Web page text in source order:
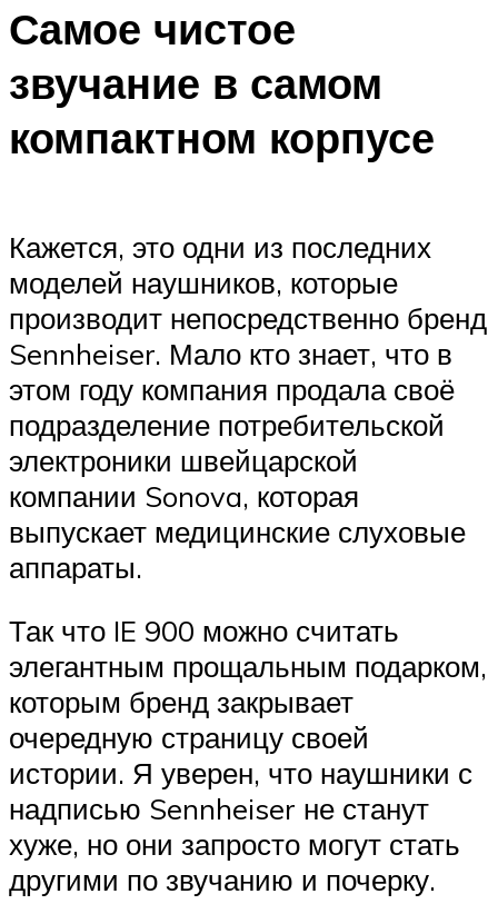
Самое чистое
звучание в самом
компактном корпусе
Кажется, это одни из последних
моделей наушников, которые
производит непосредственно бренд
Sennheiser. Мало кто знает, что в
этом году компания продала своё
подразделение потребительской
электроники швейцарской
компании Sonova, которая
выпускает медицинские слуховые
аппараты.
Так что IE 900 можно считать
элегантным прощальным подарком,
которым бренд закрывает
очередную страницу своей
истории. Я уверен, что наушники с
надписью Sennheiser не станут
хуже, но они запросто могут стать
другими по звучанию и почерку.